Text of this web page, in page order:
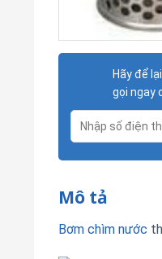
Hãy để lại
gọi ngay
Mô tả
Bơm chìm nước